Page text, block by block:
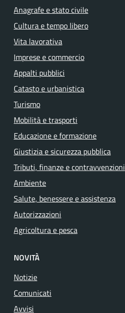
Anagrafe e stato civile
Cultura e tempo libero
Vita lavorativa
Imprese e commercio
Appalti pubblici
Catasto e urbanistica
Turismo
Mobilità e trasporti
Educazione e formazione
Giustizia e sicurezza pubblica
Tributi, finanze e contravvenzioni
Ambiente
Salute, benessere e assistenza
Autorizzazioni
Agricoltura e pesca
NOVITÀ
Notizie
Comunicati
Avvisi